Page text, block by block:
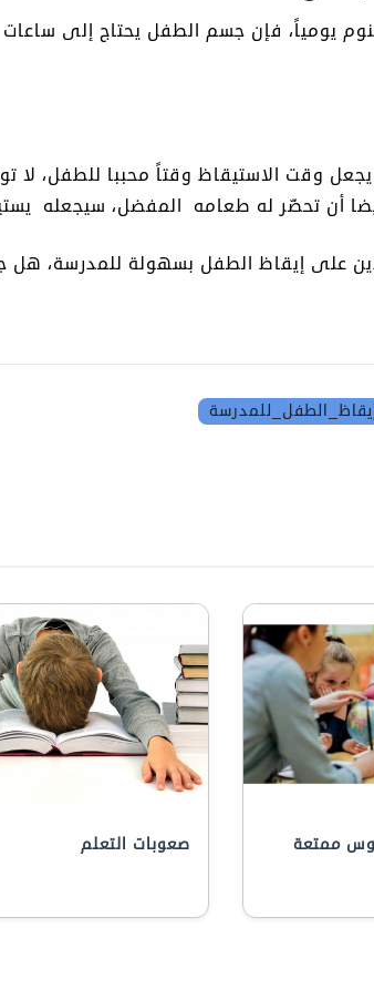
يومياً، فإن جسم الطفل يحتاج إلى
وقت الاستيقاظ وقتاً محببا للطفل، لا
أيضا أن تحضّر له طعامه المفضل، سيجعله
على إيقاظ الطفل بسهولة للمدرسة، هل
ممتعة صعوبات التعلم